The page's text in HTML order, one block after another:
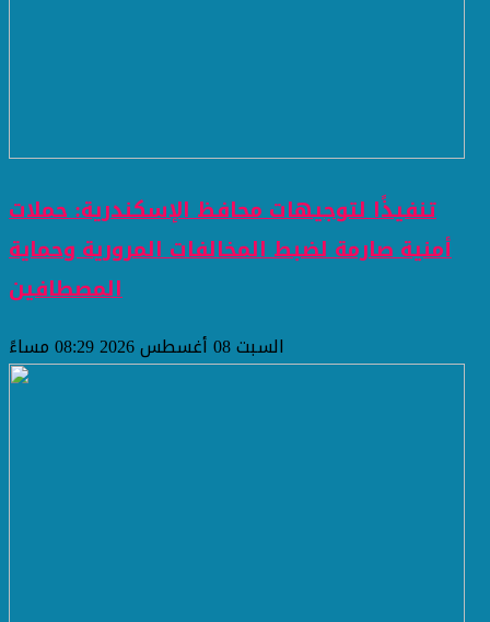
تنفيذًا لتوجيهات محافظ الإسكندرية: حملات
أمنية صارمة لضبط المخالفات المرورية وحماية
المصطافين
السبت 08 أغسطس 2026 08:29 مساءً